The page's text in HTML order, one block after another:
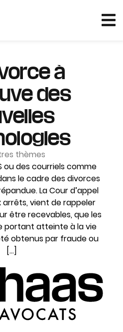
à
des
thèmes
ou des courriels comme
le cadre des divorces
La Cour d’appel
arrêts, vient de rappeler
être recevables, que les
portant atteinte à la vie
obtenus par fraude ou
[…]